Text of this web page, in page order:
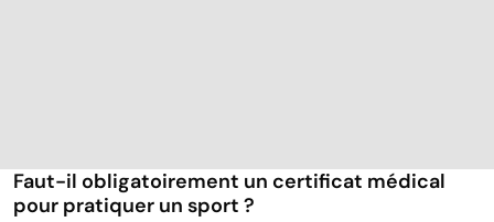
Faut-il obligatoirement un certificat médical
pour pratiquer un sport ?